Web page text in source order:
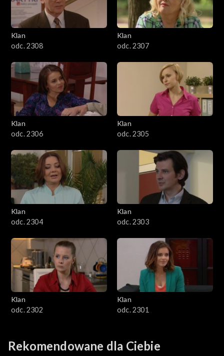
Klan
odc. 2308
Klan
odc. 2307
Klan
odc. 2306
Klan
odc. 2305
Klan
odc. 2304
Klan
odc. 2303
Klan
odc. 2302
Klan
odc. 2301
Rekomendowane dla Ciebie